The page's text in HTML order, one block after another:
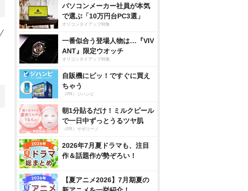
パソコンメーカー社員が本気
で選ぶ「10万円台PC3選」
オリコンタイアップ特集
一番似合う登場人物は…『VIV
ANT』限定ウオッチ
オリコンタイアップ特集
自販機にピッ！ですぐに買え
ちゃう
（PR）ジハンピ
朝1分貼るだけ！ミルクピール
で一日中ずっとうるツヤ肌
（PR）サボリーノ
2026年7月夏ドラマも、注目
作＆話題作が勢ぞろい！
【夏アニメ2026】7月期夏の